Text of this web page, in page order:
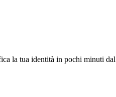
la tua identità in pochi minuti dal